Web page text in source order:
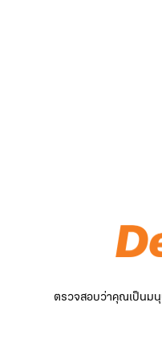
ตรวจสอบว่าคุณเป็นมนุ